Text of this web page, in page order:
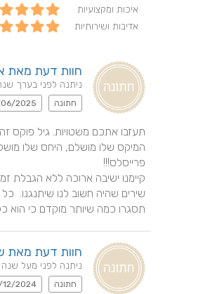
איכות ומקצועיות
אדיבות ושירותיות
חוות דעת מאת
ניתנה לפני בערך
חתונה 2025
תסגרו כמה שיותר מוקדם כי הוא
חוות דעת מאת
ניתנה לפני מעל
חתונה 12/2024